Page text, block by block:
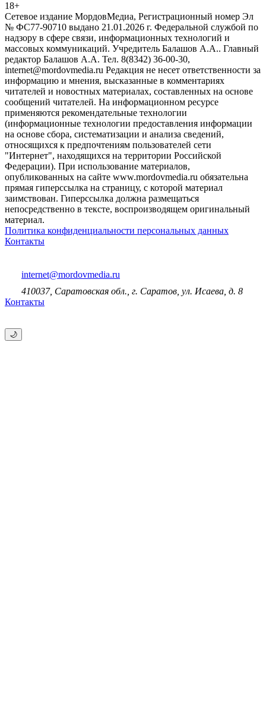
18+
Сетевое издание МордовМедиа, Регистрационный номер Эл
№ ФС77-90710 выдано 21.01.2026 г. Федеральной службой по
надзору в сфере связи, информационных технологий и
массовых коммуникаций. Учредитель Балашов А.А.. Главный
редактор Балашов А.А. Тел. 8(8342) 36-00-30,
internet@mordovmedia.ru Редакция не несет ответственности за
информацию и мнения, высказанные в комментариях
читателей и новостных материалах, составленных на основе
сообщений читателей. На информационном ресурсе
применяются рекомендательные технологии
(информационные технологии предоставления информации
на основе сбора, систематизации и анализа сведений,
относящихся к предпочтениям пользователей сети
"Интернет", находящихся на территории Российской
Федерации). При использование материалов,
опубликованных на сайте www.mordovmedia.ru обязательна
прямая гиперссылка на страницу, с которой материал
заимствован. Гиперссылка должна размещаться
непосредственно в тексте, воспроизводящем оригинальный
материал.
Политика конфиденциальности персональных данных
Контакты
internet@mordovmedia.ru
410037, Саратовская обл., г. Саратов, ул. Исаева, д. 8
Контакты
🌙